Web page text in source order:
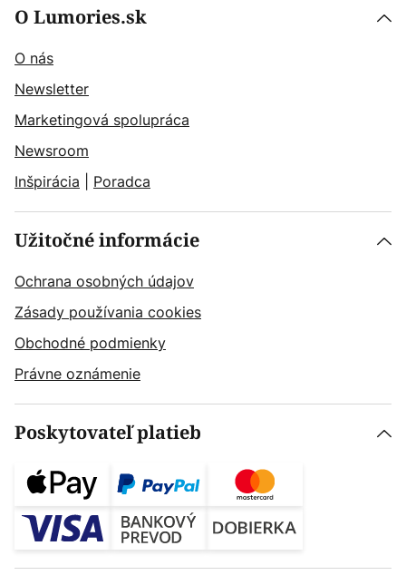
O Lumories.sk
O nás
Newsletter
Marketingová spolupráca
Newsroom
Inšpirácia
Poradca
Užitočné informácie
Ochrana osobných údajov
Zásady používania cookies
Obchodné podmienky
Právne oznámenie
Poskytovateľ platieb